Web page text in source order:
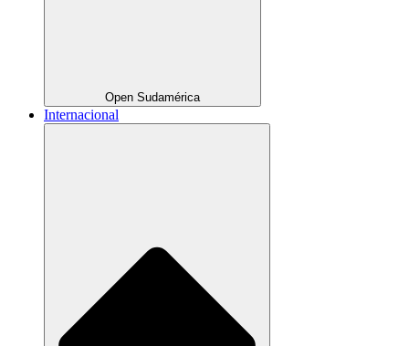
Open Sudamérica
Internacional